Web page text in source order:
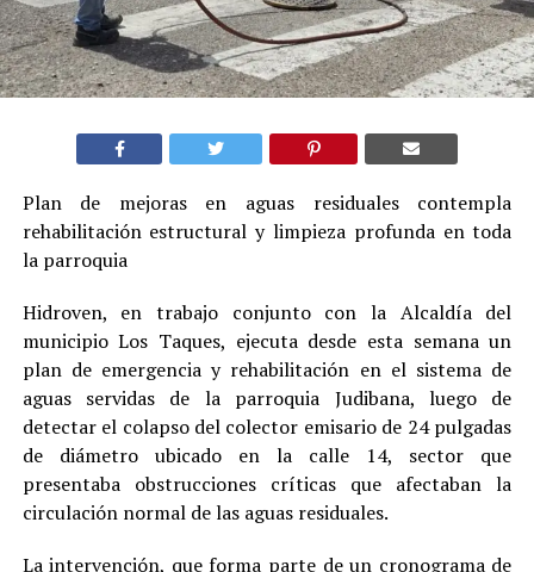
Plan de mejoras en aguas residuales contempla
rehabilitación estructural y limpieza profunda en toda
la parroquia
Hidroven, en trabajo conjunto con la Alcaldía del
municipio Los Taques, ejecuta desde esta semana un
plan de emergencia y rehabilitación en el sistema de
aguas servidas de la parroquia Judibana, luego de
detectar el colapso del colector emisario de 24 pulgadas
de diámetro ubicado en la calle 14, sector que
presentaba obstrucciones críticas que afectaban la
circulación normal de las aguas residuales.
La intervención, que forma parte de un cronograma de